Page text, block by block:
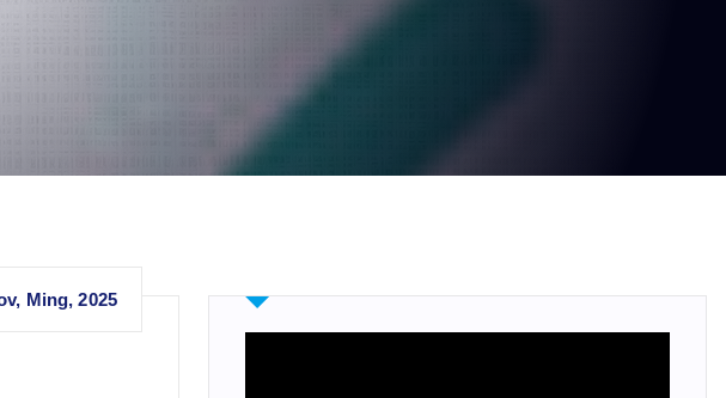
Ming, 2025